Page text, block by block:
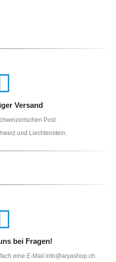
Versand
Post.
und Liechtenstein.
bei Fragen!
eine E-Mail info@aryashop.ch